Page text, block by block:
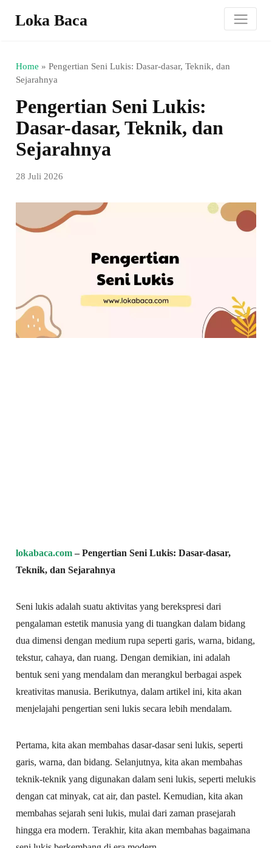
Loka Baca
Home »Pengertian Seni Lukis: Dasar-dasar, Teknik, dan
Sejarahnya
Pengertian Seni Lukis:
Dasar-dasar, Teknik, dan
Sejarahnya
28 Juli 2026
lokabaca.com– Pengertian Seni Lukis: Dasar-dasar,
Teknik, dan Sejarahnya
Seni lukis adalah suatu aktivitas yang berekspresi dari
pengalaman estetik manusia yang di tuangkan dalam bidang
dua dimensi dengan medium rupa seperti garis, warna, bidang,
tekstur, cahaya, dan ruang. Dengan demikian, ini adalah
bentuk seni yang mendalam dan merangkul berbagai aspek
kreativitas manusia. Berikutnya, dalam artikel ini, kita akan
menjelajahi pengertian seni lukis secara lebih mendalam.
Pertama, kita akan membahas dasar-dasar seni lukis, seperti
garis, warna, dan bidang. Selanjutnya, kita akan membahas
teknik-teknik yang digunakan dalam seni lukis, seperti melukis
dengan cat minyak, cat air, dan pastel. Kemudian, kita akan
membahas sejarah seni lukis, mulai dari zaman prasejarah
hingga era modern. Terakhir, kita akan membahas bagaimana